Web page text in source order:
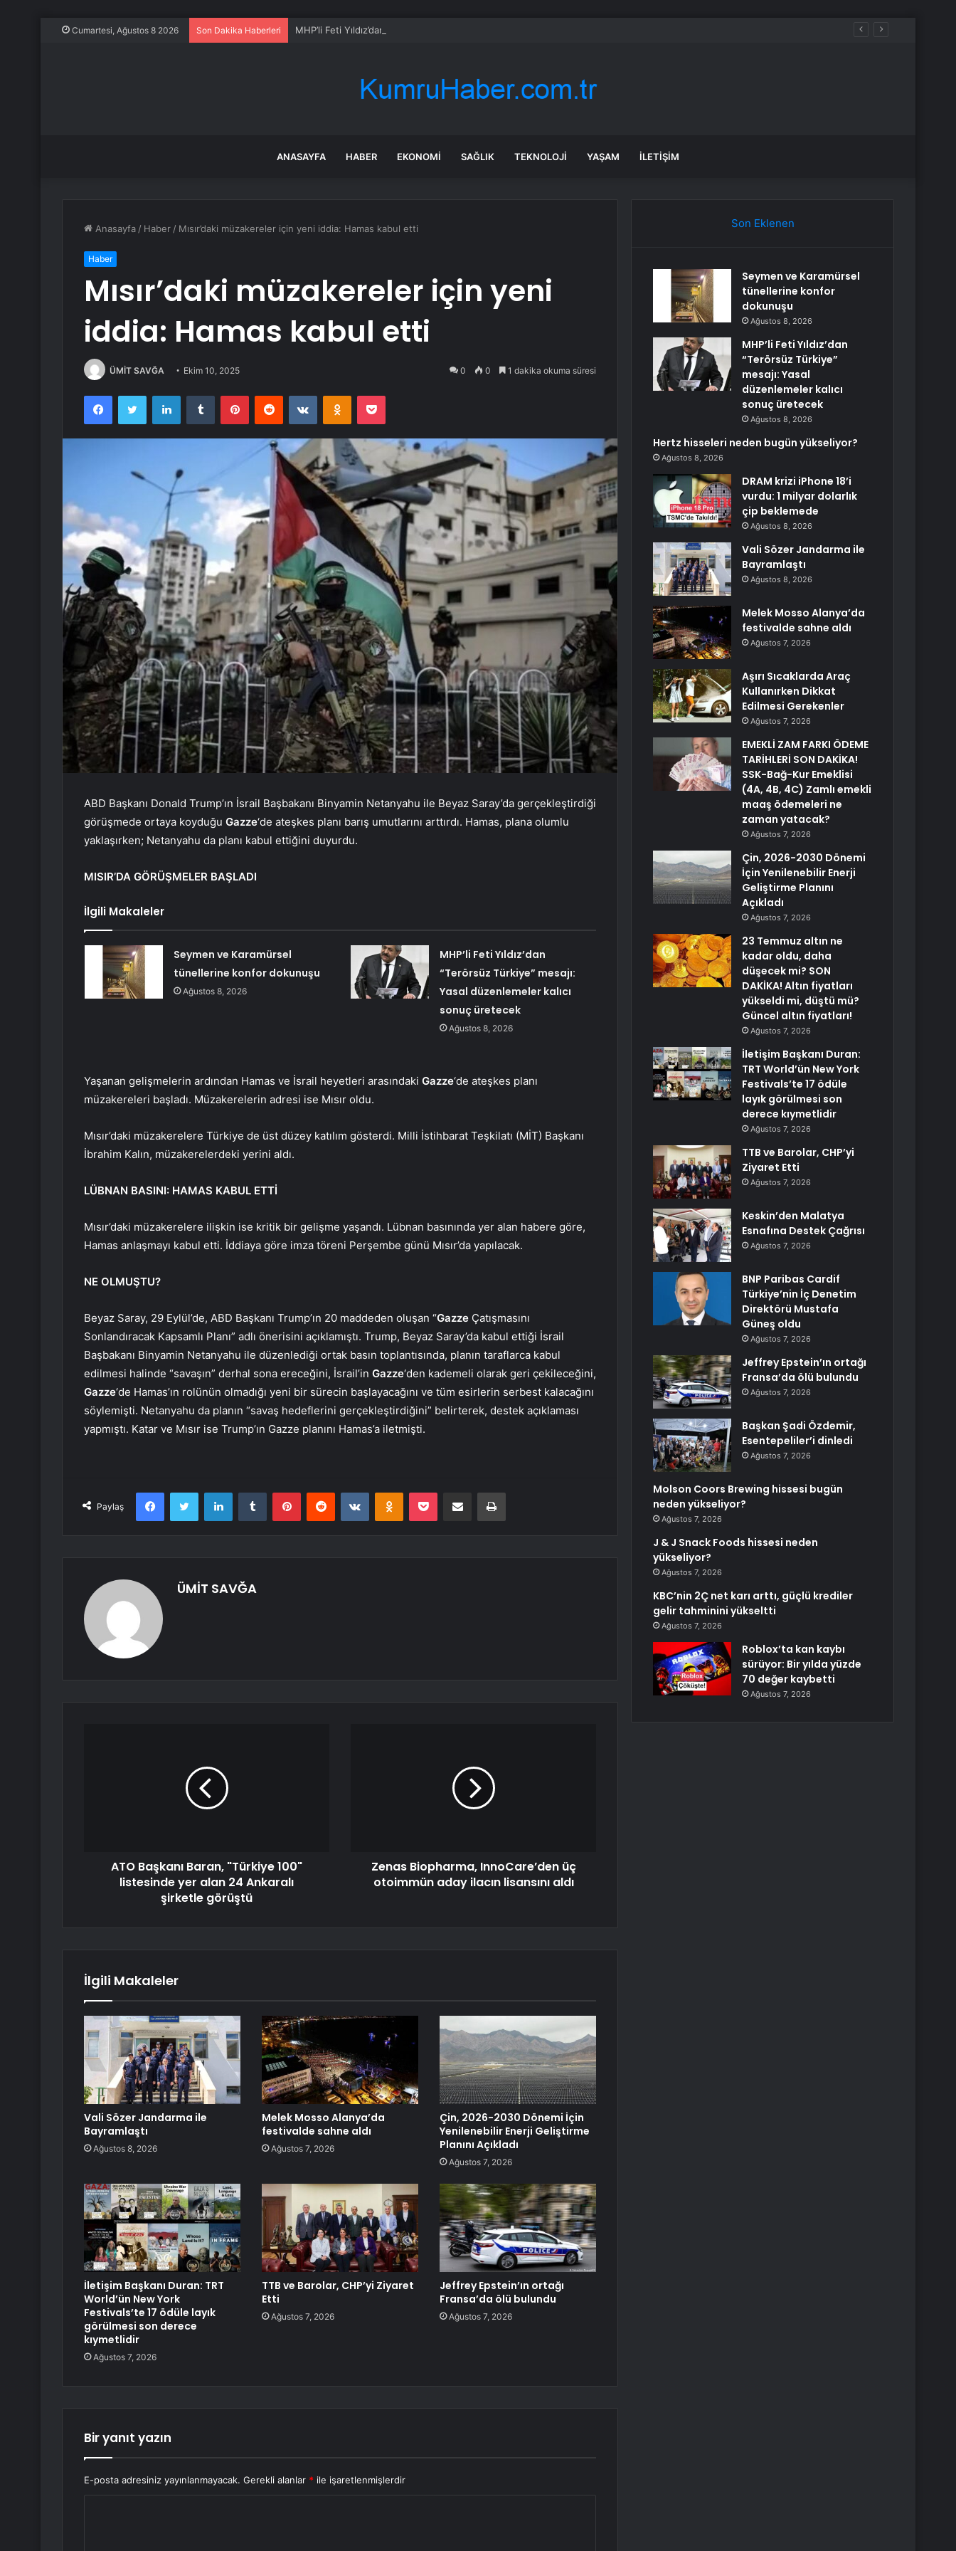
Cumartesi, Ağustos 8 2026 Son Dakika Haberleri MHP’li Feti Yıldız’dan “Terörsüz Türkiye” mesajı: Yasal düzenlemeler kalıcı sonuç üretecek
ANASAYFA HABER EKONOMI SAĞLIK TEKNOLOJI YAŞAM İLETIŞIM
Anasayfa / Haber / Mısır’daki müzakereler için yeni iddia: Hamas kabul etti
Haber
Mısır’daki müzakereler için yeni
iddia: Hamas kabul etti
ÜMİT SAVĞA Ekim 10, 2025 0 0 1 dakika okuma süresi
FacebookTwitter LinkedInTumblr PinterestReddit VKontakteOdnoklassniki
Pocket
ABD Başkanı Donald Trump’ın İsrail Başbakanı Binyamin Netanyahu ile Beyaz Saray’da gerçekleştirdiği
görüşmede ortaya koyduğu Gazze‘de ateşkes planı barış umutlarını arttırdı. Hamas, plana olumlu
yaklaşırken; Netanyahu da planı kabul ettiğini duyurdu.
MISIR’DA GÖRÜŞMELER BAŞLADI
İlgili Makaleler
Seymen ve Karamürsel
tünellerine konfor dokunuşu
Ağustos 8, 2026
MHP’li Feti Yıldız’dan
“Terörsüz Türkiye” mesajı:
Yasal düzenlemeler kalıcı
sonuç üretecek
Ağustos 8, 2026
Yaşanan gelişmelerin ardından Hamas ve İsrail heyetleri arasındaki Gazze‘de ateşkes planı
müzakereleri başladı. Müzakerelerin adresi ise Mısır oldu.
Mısır’daki müzakerelere Türkiye de üst düzey katılım gösterdi. Milli İstihbarat Teşkilatı (MİT) Başkanı
İbrahim Kalın, müzakerelerdeki yerini aldı.
LÜBNAN BASINI: HAMAS KABUL ETTİ
Mısır’daki müzakerelere ilişkin ise kritik bir gelişme yaşandı. Lübnan basınında yer alan habere göre,
Hamas anlaşmayı kabul etti. İddiaya göre imza töreni Perşembe günü Mısır’da yapılacak.
NE OLMUŞTU?
Beyaz Saray, 29 Eylül’de, ABD Başkanı Trump’ın 20 maddeden oluşan “Gazze Çatışmasını
Sonlandıracak Kapsamlı Planı” adlı önerisini açıklamıştı. Trump, Beyaz Saray’da kabul ettiği İsrail
Başbakanı Binyamin Netanyahu ile düzenlediği ortak basın toplantısında, planın taraflarca kabul
edilmesi halinde “savaşın” derhal sona ereceğini, İsrail’in Gazze‘den kademeli olarak geri çekileceğini,
Gazze‘de Hamas’ın rolünün olmadığı yeni bir sürecin başlayacağını ve tüm esirlerin serbest kalacağını
söylemişti. Netanyahu da planın “savaş hedeflerini gerçekleştirdiğini” belirterek, destek açıklaması
yapmıştı. Katar ve Mısır ise Trump’ın Gazze planını Hamas’a iletmişti.
Paylaş
FacebookTwitter LinkedInTumblr PinterestReddit VKontakteOdnoklassniki
Pocket E-Posta ile paylaş Yazdır
ÜMİT SAVĞA
ATO Başkanı Baran, "Türkiye 100"
listesinde yer alan 24 Ankaralı
şirketle görüştü
Zenas Biopharma, InnoCare’den üç
otoimmün aday ilacın lisansını aldı
İlgili Makaleler
Vali Sözer Jandarma ile
Bayramlaştı
Ağustos 8, 2026
Melek Mosso Alanya’da
festivalde sahne aldı
Ağustos 7, 2026
Çin, 2026-2030 Dönemi İçin
Yenilenebilir Enerji Geliştirme
Planını Açıkladı
Ağustos 7, 2026
İletişim Başkanı Duran: TRT
World’ün New York
Festivals’te 17 ödüle layık
görülmesi son derece
kıymetlidir
Ağustos 7, 2026
TTB ve Barolar, CHP’yi Ziyaret
Etti
Ağustos 7, 2026
Jeffrey Epstein’ın ortağı
Fransa’da ölü bulundu
Ağustos 7, 2026
Bir yanıt yazın
E-posta adresiniz yayınlanmayacak. Gerekli alanlar * ile işaretlenmişlerdir
Son Eklenen
Seymen ve Karamürsel
tünellerine konfor
dokunuşu
Ağustos 8, 2026
MHP’li Feti Yıldız’dan
“Terörsüz Türkiye”
mesajı: Yasal
düzenlemeler kalıcı
sonuç üretecek
Ağustos 8, 2026
Hertz hisseleri neden bugün yükseliyor?
Ağustos 8, 2026
DRAM krizi iPhone 18’i
vurdu: 1 milyar dolarlık
çip beklemede
Ağustos 8, 2026
Vali Sözer Jandarma ile
Bayramlaştı
Ağustos 8, 2026
Melek Mosso Alanya’da
festivalde sahne aldı
Ağustos 7, 2026
Aşırı Sıcaklarda Araç
Kullanırken Dikkat
Edilmesi Gerekenler
Ağustos 7, 2026
EMEKLİ ZAM FARKI ÖDEME
TARİHLERİ SON DAKİKA!
SSK-Bağ-Kur Emeklisi
(4A, 4B, 4C) Zamlı emekli
maaş ödemeleri ne
zaman yatacak?
Ağustos 7, 2026
Çin, 2026-2030 Dönemi
İçin Yenilenebilir Enerji
Geliştirme Planını
Açıkladı
Ağustos 7, 2026
23 Temmuz altın ne
kadar oldu, daha
düşecek mi? SON
DAKİKA! Altın fiyatları
yükseldi mi, düştü mü?
Güncel altın fiyatları!
Ağustos 7, 2026
İletişim Başkanı Duran:
TRT World’ün New York
Festivals’te 17 ödüle
layık görülmesi son
derece kıymetlidir
Ağustos 7, 2026
TTB ve Barolar, CHP’yi
Ziyaret Etti
Ağustos 7, 2026
Keskin’den Malatya
Esnafına Destek Çağrısı
Ağustos 7, 2026
BNP Paribas Cardif
Türkiye’nin İç Denetim
Direktörü Mustafa
Güneş oldu
Ağustos 7, 2026
Jeffrey Epstein’ın ortağı
Fransa’da ölü bulundu
Ağustos 7, 2026
Başkan Şadi Özdemir,
Esentepeliler’i dinledi
Ağustos 7, 2026
Molson Coors Brewing hissesi bugün
neden yükseliyor?
Ağustos 7, 2026
J & J Snack Foods hissesi neden
yükseliyor?
Ağustos 7, 2026
KBC’nin 2Ç net karı arttı, güçlü krediler
gelir tahminini yükseltti
Ağustos 7, 2026
Roblox’ta kan kaybı
sürüyor: Bir yılda yüzde
70 değer kaybetti
Ağustos 7, 2026